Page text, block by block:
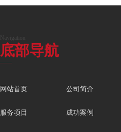
底部导航
网站首页 公司简介
服务项目 成功案例